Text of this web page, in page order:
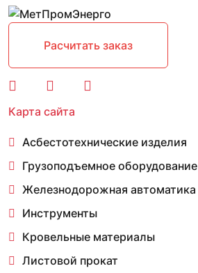
Расчитать заказ
Карта сайта
Асбестотехнические изделия
Грузоподъемное оборудование
Железнодорожная автоматика
Инструменты
Кровельные материалы
Листовой прокат